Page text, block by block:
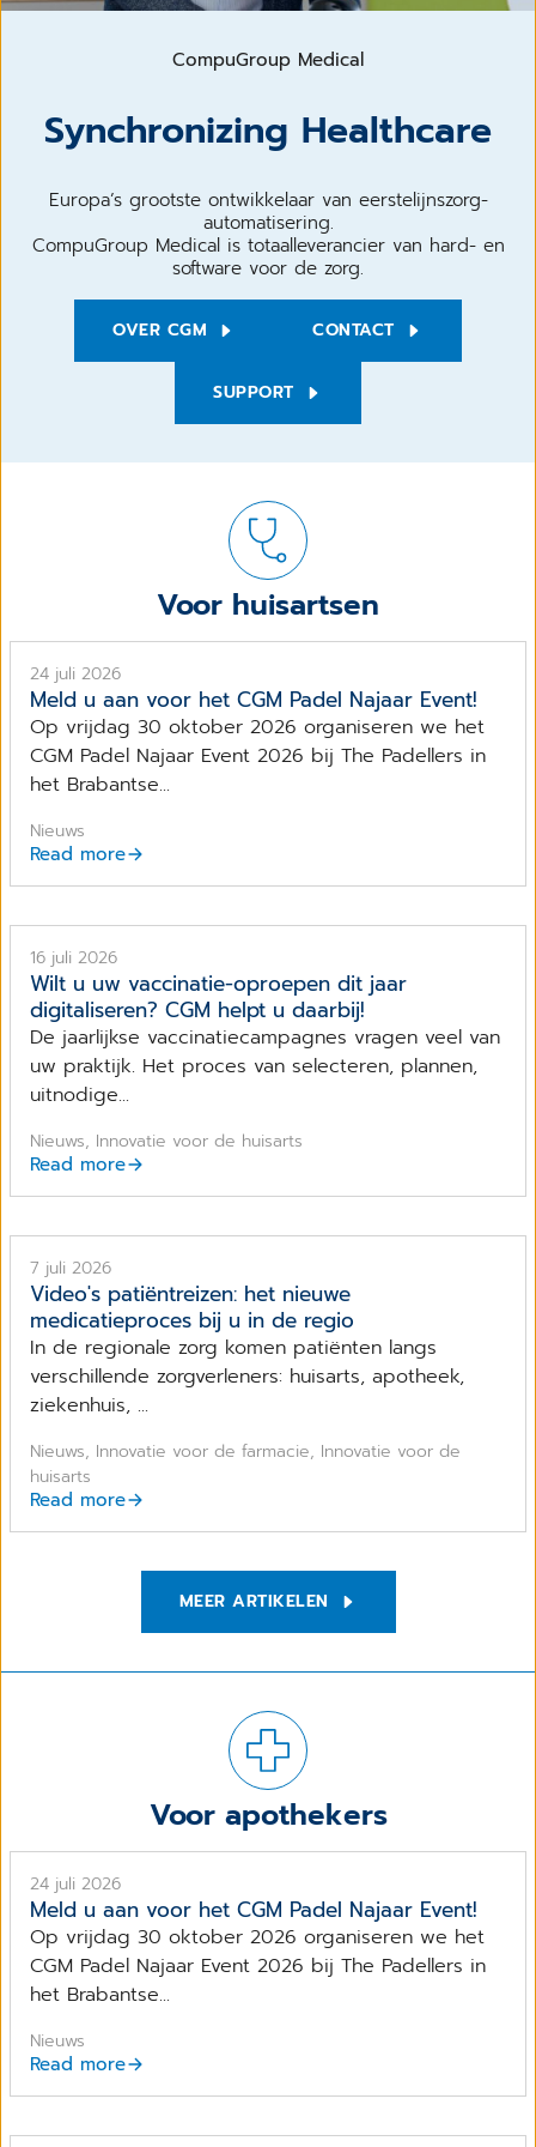
CompuGroup Medical
Synchronizing Healthcare
Europa’s grootste ontwikkelaar van eerstelijnszorg-
automatisering.
CompuGroup Medical is totaalleverancier van hard- en
software voor de zorg.
OVER CGM CONTACT
SUPPORT
Voor huisartsen
24 juli 2026
Meld u aan voor het CGM Padel Najaar Event!
Op vrijdag 30 oktober 2026 organiseren we het
CGM Padel Najaar Event 2026 bij The Padellers in
het Brabantse...
Nieuws
Read more
16 juli 2026
Wilt u uw vaccinatie-oproepen dit jaar
digitaliseren? CGM helpt u daarbij!
De jaarlijkse vaccinatiecampagnes vragen veel van
uw praktijk. Het proces van selecteren, plannen,
uitnodige...
Nieuws, Innovatie voor de huisarts
Read more
7 juli 2026
Video's patiëntreizen: het nieuwe
medicatieproces bij u in de regio
In de regionale zorg komen patiënten langs
verschillende zorgverleners: huisarts, apotheek,
ziekenhuis, ...
Nieuws, Innovatie voor de farmacie, Innovatie voor de
huisarts
Read more
MEER ARTIKELEN
Voor apothekers
24 juli 2026
Meld u aan voor het CGM Padel Najaar Event!
Op vrijdag 30 oktober 2026 organiseren we het
CGM Padel Najaar Event 2026 bij The Padellers in
het Brabantse...
Nieuws
Read more